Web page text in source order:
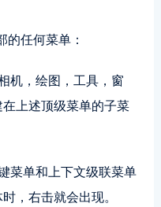
的任何菜单：
机，绘图，工具，窗
上述顶级菜单的子菜
菜单和上下文级联菜单
，右击就会出现。